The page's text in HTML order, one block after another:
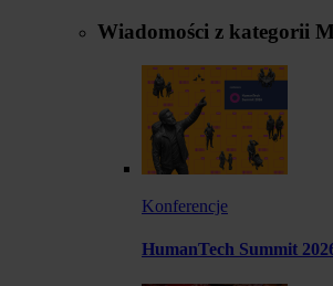
Wiadomości z kategorii
Konferencje
HumanTech Summit